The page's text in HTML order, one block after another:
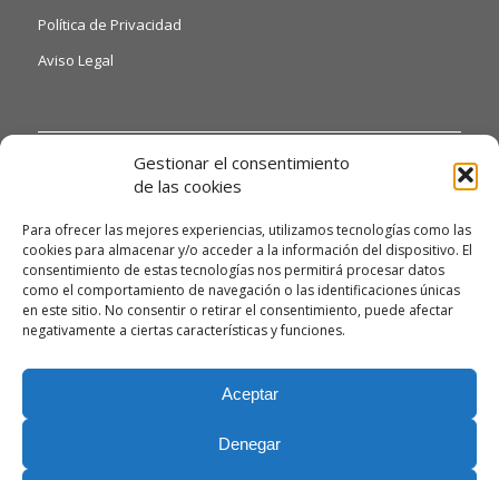
Gestionar el consentimiento
de las cookies
Para ofrecer las mejores experiencias, utilizamos tecnologías como las
cookies para almacenar y/o acceder a la información del dispositivo. El
consentimiento de estas tecnologías nos permitirá procesar datos
como el comportamiento de navegación o las identificaciones únicas
en este sitio. No consentir o retirar el consentimiento, puede afectar
negativamente a ciertas características y funciones.
Aceptar
Denegar
Política de Privacidad
Aviso Legal
INFORMACIÓN DE INTERÉS
reclamaciones, solo tiene que ponerse en contacto con
nosotros a través del siguiente email:
alexandrodendariarena41@gmail.com y te daremos
información detallada.
Asimismo, si necesita gestionar algún tipo de queja, deberá
con la máxima celeridad posible.